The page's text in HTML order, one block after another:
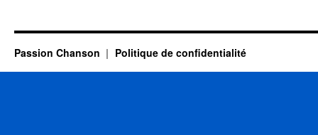
Passion Chanson Politique de confidentialité